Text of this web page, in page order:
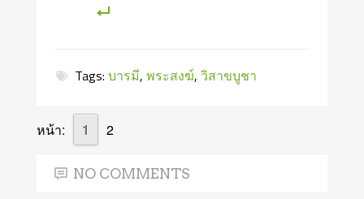
Tags:บารมี,พระสงฆ์,วิสาขบูชา
หน้า: 1 2
NO COMMENTS